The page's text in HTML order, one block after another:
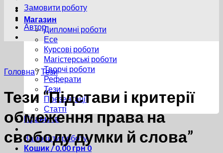
Магазин
Дипломні роботи
Есе
Курсові роботи
Магістерські роботи
Творчі роботи
Реферати
Тези
Презентації
Статті
Правила
Замовити роботу
Кошик /0.00 грн0
Замовити роботу
Автор
Головна /Тези
Тези “Підстави і критерії
обмеження права на
свободу думки й слова”